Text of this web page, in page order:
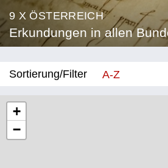
9 X ÖSTERREICH
Erkundungen in allen
Sortierung/Filter
A-Z
+
−